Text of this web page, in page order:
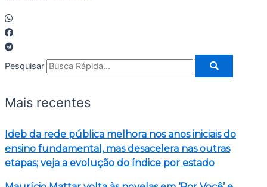
Pesquisar
Mais recentes
Ideb da rede pública melhora nos anos iniciais do
ensino fundamental, mas desacelera nas outras
etapas; veja a evolução do índice por estado